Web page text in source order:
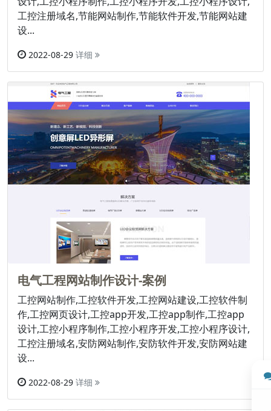
工控注册域名,节能网站制作,节能软件开发,节能网站建
设...
2022-08-29 详细
电气工程网站制作设计-案例
工控网站制作,工控软件开发,工控网站建设,工控软件制
作,工控网页设计,工控app开发,工控app制作,工控app
设计,工控小程序制作,工控小程序开发,工控小程序设计,
工控注册域名,安防网站制作,安防软件开发,安防网站建
设...
2022-08-29 详细